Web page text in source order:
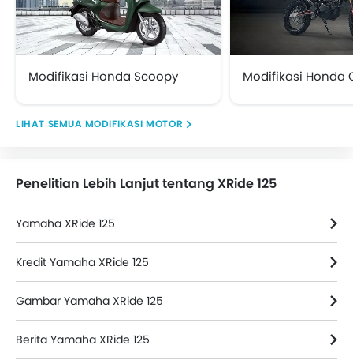
Modifikasi Honda Scoopy Modifikasi Honda
MODIFIKASI MOTOR
Penelitian Lebih Lanjut tentang XRide 125
Yamaha XRide 125
Kredit Yamaha XRide 125
Gambar Yamaha XRide 125
Berita Yamaha XRide 125